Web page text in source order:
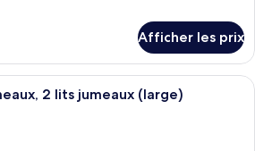
Afficher les prix
Une chambre d’hôtel avec un lit,
2 lits jumeaux (large)